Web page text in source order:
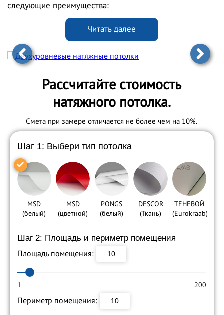
следующие преимущества:
Читать далее
Рассчитайте стоимость
натяжного потолка.
Cмета при замере отличается не более чем на 10%.
Шаг 1: Выбери тип потолка
MSD
(белый)
MSD
(цветной)
PONGS
(белый)
DESCOR
(Ткань)
ТЕНЕВОЙ
(Eurokraab)
Шаг 2: Площадь и периметр помещения
Площадь помещения:
1 200
Периметр помещения: